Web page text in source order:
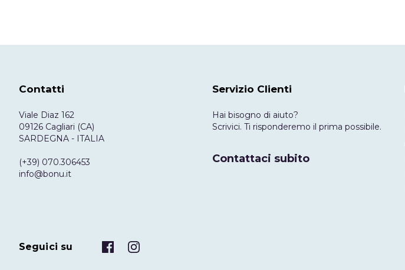
Contatti
Viale Diaz 162
09126 Cagliari (CA)
SARDEGNA - ITALIA
(+39) 070.306453
info@bonu.it
Servizio Clienti
Hai bisogno di aiuto?
Scrivici. Ti risponderemo il prima possibile.
Contattaci subito
Seguici su